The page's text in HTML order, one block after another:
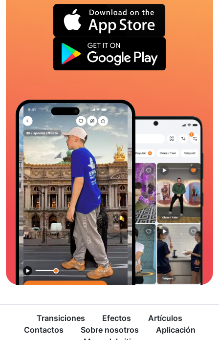
Transiciones Efectos
Artículos
Contactos
Sobre nosotros
Aplicación